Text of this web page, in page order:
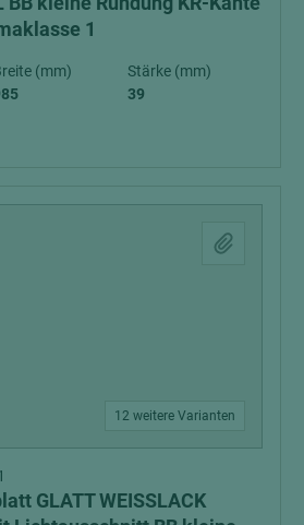
1
(mm)
Stärke (mm)
39
12 weitere Varianten
GLATT WEISSLACK